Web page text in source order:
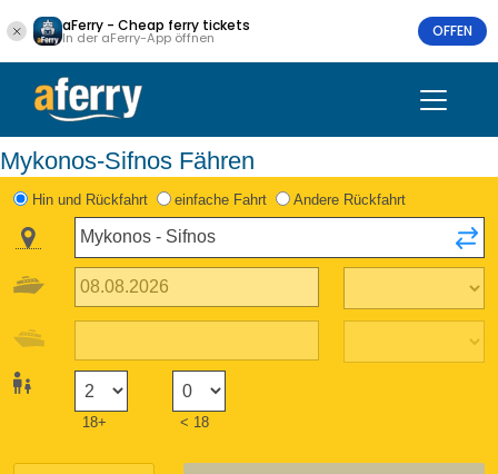
aFerry - Cheap ferry tickets
In der aFerry-App öffnen OFFEN
Mykonos-Sifnos Fähren
Hin und Rückfahrt einfache Fahrt Andere Rückfahrt
18+ < 18